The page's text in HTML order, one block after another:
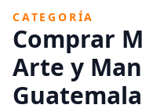
CATEGORÍA
Comprar
Arte y
Guatemala